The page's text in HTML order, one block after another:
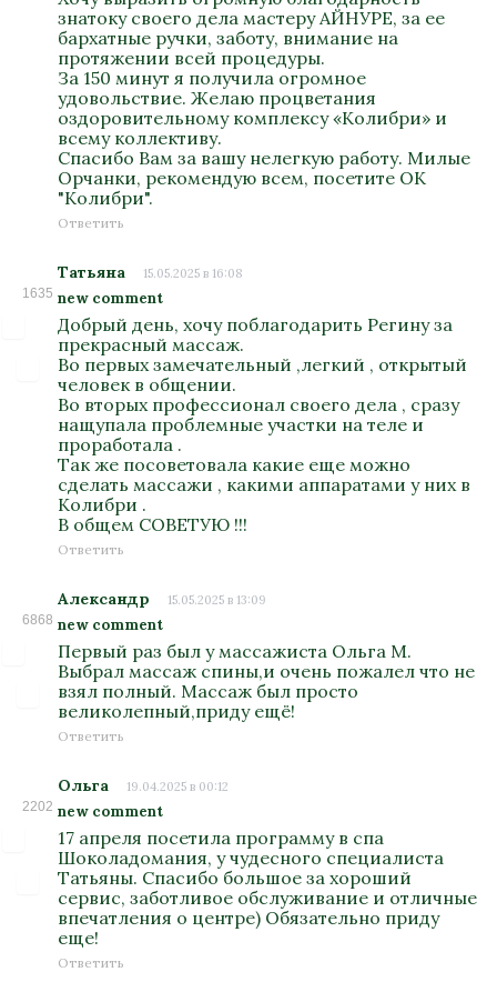
знатоку своего дела мастеру АЙНУРЕ, за ее
бархатные ручки, заботу, внимание на
протяжении всей процедуры.
За 150 минут я получила огромное
удовольствие. Желаю процветания
оздоровительному комплексу «Колибри» и
всему коллективу.
Спасибо Вам за вашу нелегкую работу. Милые
Орчанки, рекомендую всем, посетите ОК
"Колибри".
Ответить
1635
Татьяна 15.05.2025 в 16:08
new comment
Добрый день, хочу поблагодарить Регину за
прекрасный массаж.
Во первых замечательный ,легкий , открытый
человек в общении.
Во вторых профессионал своего дела , сразу
нащупала проблемные участки на теле и
проработала .
Так же посоветовала какие еще можно
сделать массажи , какими аппаратами у них в
Колибри .
В общем СОВЕТУЮ !!!
Ответить
6868
Александр 15.05.2025 в 13:09
new comment
Первый раз был у массажиста Ольга М.
Выбрал массаж спины,и очень пожалел что не
взял полный. Массаж был просто
великолепный,приду ещё!
Ответить
2202
Ольга 19.04.2025 в 00:12
new comment
17 апреля посетила программу в спа
Шоколадомания, у чудесного специалиста
Татьяны. Спасибо большое за хороший
сервис, заботливое обслуживание и отличные
впечатления о центре) Обязательно приду
еще!
Ответить